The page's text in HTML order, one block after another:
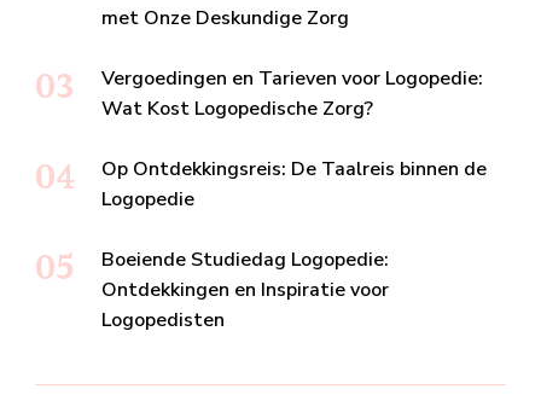
met Onze Deskundige Zorg
Vergoedingen en Tarieven voor Logopedie:
Wat Kost Logopedische Zorg?
Op Ontdekkingsreis: De Taalreis binnen de
Logopedie
Boeiende Studiedag Logopedie:
Ontdekkingen en Inspiratie voor
Logopedisten